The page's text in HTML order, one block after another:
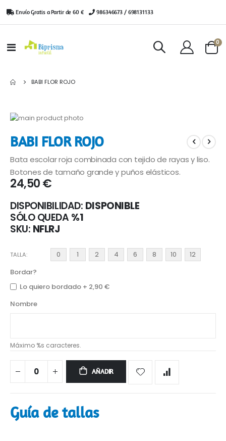
Envío Gratis a Partir de 60 € | 986346673 / 698131133
Toggle
Cart
0
BABI FLOR ROJO
Saltar
final
de
la
galería
de
imágenes
al
comienzo
de
la
galería
imágenes
BABI FLOR ROJO
Bata escolar roja combinada con tejido de rayas y liso.
Botones de tamaño grande y puños elásticos.
24,50 €
DISPONIBILIDAD: DISPONIBLE
SÓLO QUEDA %1
SKU NFLRJ
TALLA 0 1 2 4 6 8 10
12
Bordar?
Lo quiero bordado + 2,90 €
Nombre
Máximo %s caracteres.
AÑADIR
Guía de tallas